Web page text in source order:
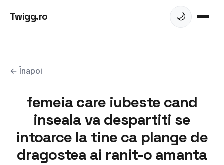
Twigg.ro 🌙
← Înapoi
femeia care iubeste cand
inseala va despartiti se
intoarce la tine ca plange de
dragostea ai ranit-o amanta